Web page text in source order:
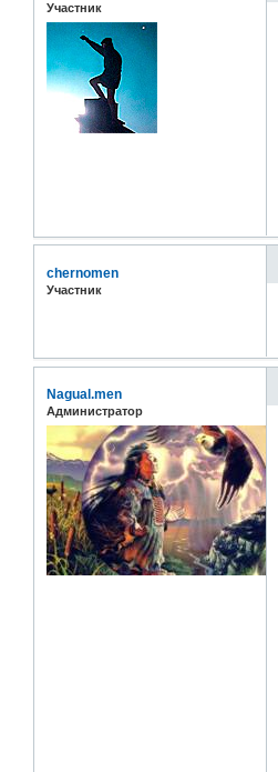
Участник
chernomen
Участник
Nagual.men
Администратор